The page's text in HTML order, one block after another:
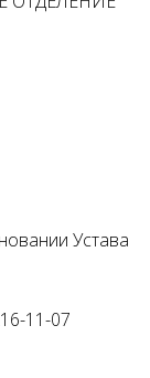
Устава
11-07